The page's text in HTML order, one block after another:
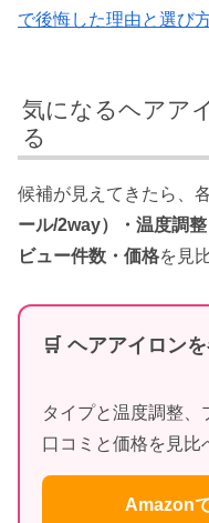
で後悔した理由と選び
気になるヘアア
る
候補が見えてきたら、
ール/2way）・温度調
ビュー件数・価格を見
🛒 ヘアアイロン
タイプと温度調整、
口コミと価格を見比
Amazon